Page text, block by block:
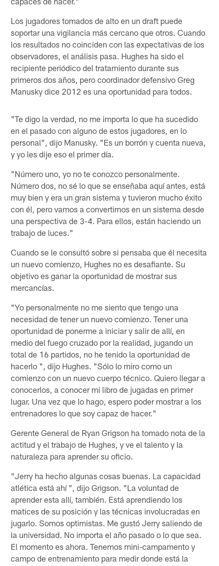
Los jugadores tomados de alto en un draft puede
soportar una vigilancia más cercano que otros. Cuando
los resultados no coinciden con las expectativas de los
observadores, el análisis pasa. Hughes ha sido el
recipiente periódico del tratamiento durante sus
primeros dos años, pero coordinador defensivo Greg
Manusky dice 2012 es una oportunidad para todos.
"Te digo la verdad, no me importa lo que ha sucedido
en el pasado con alguno de estos jugadores, en lo
personal", dijo Manusky. "Es un borrón y cuenta nueva,
y yo les dije eso el primer día.
"Número uno, yo no te conozco personalmente.
Número dos, no sé lo que se enseñaba aquí antes, está
muy bien y era un gran sistema y tuvieron mucho éxito
con él, pero vamos a convertirnos en un sistema desde
una perspectiva de 3-4. Para ellos, están haciendo un
trabajo de luces."
Cuando se le consultó sobre si pensaba que él necesita
un nuevo comienzo, Hughes no es desafiante. Su
objetivo es ganar la oportunidad de mostrar sus
mercancías.
"Yo personalmente no me siento que tengo una
necesidad de tener un nuevo comienzo. Tener una
oportunidad de ponerme a iniciar y salir de allí, en
medio del fuego cruzado por la realidad, jugando un
total de 16 partidos, no he tenido la oportunidad de
hacerlo ", dijo Hughes. "Sólo lo miro como un
comienzo con un nuevo cuerpo técnico. Quiero llegar a
conocerlos, a conocer mi libro de jugadas en primer
lugar. Una vez que lo hago, espero poder mostrar a los
entrenadores lo que soy capaz de hacer."
Gerente General de Ryan Grigson ha tomado nota de la
actitud y el trabajo de Hughes, y ve el talento y la
naturaleza para aprender su oficio.
"Jerry ha hecho algunas cosas buenas. La capacidad
atlética está ahí ", dijo Grigson. "La voluntad de
aprender esta allí, también. Está aprendiendo los
matices de su posición y las técnicas involucradas en
jugarlo. Somos optimistas. Me gustó Jerry saliendo de
la universidad. No importa el año pasado o lo que sea.
El momento es ahora. Tenemos mini-campamento y
campo de entrenamiento para medir donde está la